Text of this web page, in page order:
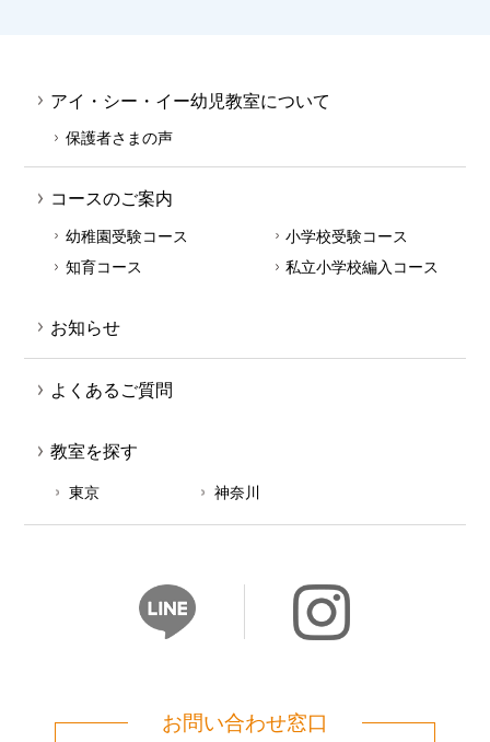
アイ・シー・イー幼児教室について
保護者さまの声
コースのご案内
幼稚園受験コース
小学校受験コース
知育コース
私立小学校編入コース
お知らせ
よくあるご質問
教室を探す
東京 神奈川
お問い合わせ窓口